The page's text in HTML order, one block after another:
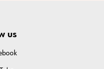
us